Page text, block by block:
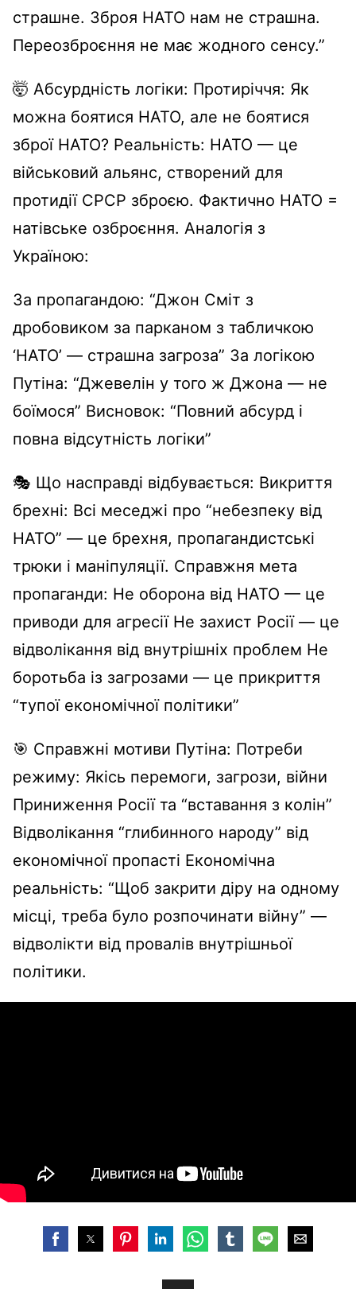
страшне. Зброя НАТО нам не страшна.
Переозброєння не має жодного сенсу.”
🤯 Абсурдність логіки: Протиріччя: Як
можна боятися НАТО, але не боятися
зброї НАТО? Реальність: НАТО — це
військовий альянс, створений для
протидії СРСР зброєю. Фактично НАТО =
натівське озброєння. Аналогія з
Україною:
За пропагандою: “Джон Сміт з
дробовиком за парканом з табличкою
‘НАТО’ — страшна загроза” За логікою
Путіна: “Джевелін у того ж Джона — не
боїмося” Висновок: “Повний абсурд і
повна відсутність логіки”
🎭 Що насправді відбувається: Викриття
брехні: Всі меседжі про “небезпеку від
НАТО” — це брехня, пропагандистські
трюки і маніпуляції. Справжня мета
пропаганди: Не оборона від НАТО — це
приводи для агресії Не захист Росії — це
відволікання від внутрішніх проблем Не
боротьба із загрозами — це прикриття
“тупої економічної політики”
🎯 Справжні мотиви Путіна: Потреби
режиму: Якісь перемоги, загрози, війни
Приниження Росії та “вставання з колін”
Відволікання “глибинного народу” від
економічної пропасті Економічна
реальність: “Щоб закрити діру на одному
місці, треба було розпочинати війну” —
відволікти від провалів внутрішньої
політики.